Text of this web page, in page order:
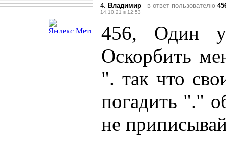
4. Владимир в ответ пользователю
14.10.21 в 12:53
456, Один
Оскорбить
". так что
погадить "."
не